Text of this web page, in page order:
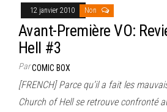
12 janvier 2010 Non
Avant-Première VO:
Hell #3
ParCOMIC BOX
[FRENCH] Parce qu’il a fait les
Church of Hell se retrouve confronté